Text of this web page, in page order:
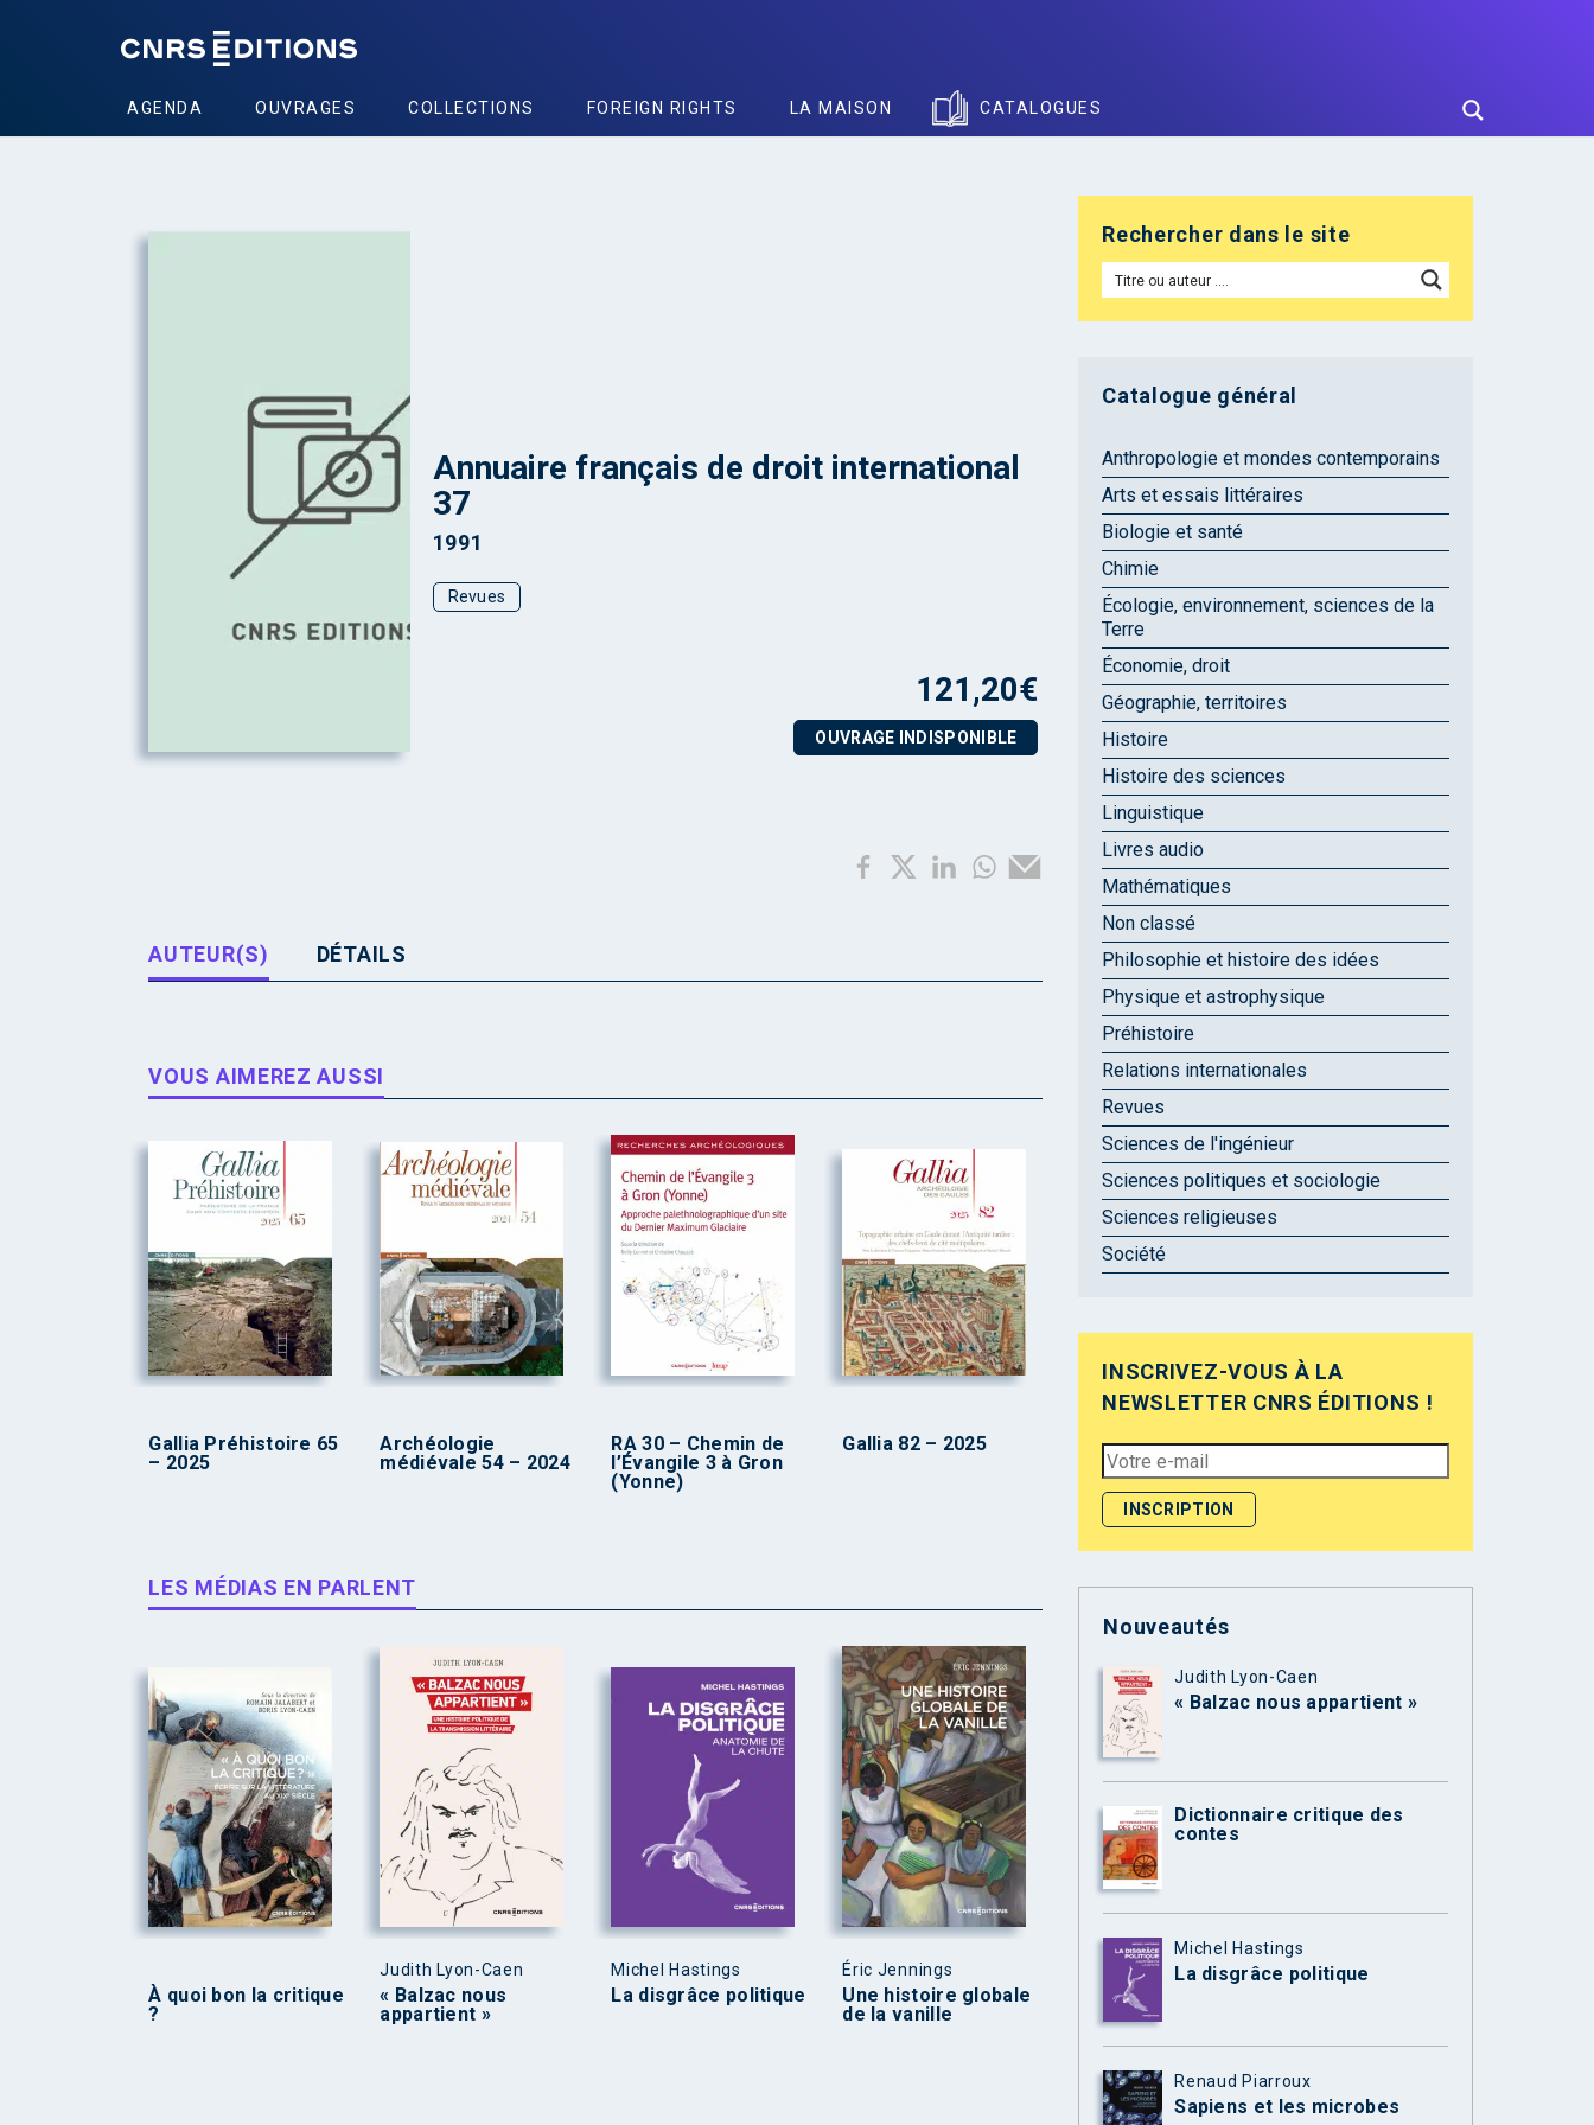
AGENDA OUVRAGES COLLECTIONS FOREIGN RIGHTS LA MAISON CATALOGUES
Annuaire français de droit international
37
1991
Revues
121,20€
OUVRAGE INDISPONIBLE
AUTEUR(S) DÉTAILS
VOUS AIMEREZ AUSSI
Gallia Préhistoire 65
– 2025
Archéologie
médiévale 54 – 2024
RA 30 – Chemin de
l’Évangile 3 à Gron
(Yonne)
Gallia 82 – 2025
LES MÉDIAS EN PARLENT
À quoi bon la critique
?
Judith Lyon-Caen
« Balzac nous
appartient »
Michel Hastings
La disgrâce politique
Éric Jennings
Une histoire globale
de la vanille
Rechercher dans le site
Catalogue général
Anthropologie et mondes contemporains
Arts et essais littéraires
Biologie et santé
Chimie
Écologie, environnement, sciences de la
Terre
Économie, droit
Géographie, territoires
Histoire
Histoire des sciences
Linguistique
Livres audio
Mathématiques
Non classé
Philosophie et histoire des idées
Physique et astrophysique
Préhistoire
Relations internationales
Revues
Sciences de l'ingénieur
Sciences politiques et sociologie
Sciences religieuses
Société
INSCRIVEZ-VOUS À LA
NEWSLETTER CNRS ÉDITIONS !
Nouveautés
Judith Lyon-Caen
« Balzac nous appartient »
Dictionnaire critique des
contes
Michel Hastings
La disgrâce politique
Renaud Piarroux
Sapiens et les microbes